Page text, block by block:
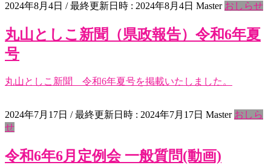
2024年8月4日 / 最終更新日時 : 2024年8月4日 Master おしらせ
丸山としこ新聞（県政報告）令和6年夏
号
丸山としこ新聞 令和6年夏号を掲載いたしました。
2024年7月17日 / 最終更新日時 : 2024年7月17日 Master おしら
せ
令和6年6月定例会 一般質問(動画)